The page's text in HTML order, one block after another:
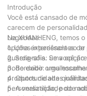
chuvas
Introdução
Você está cansado de
carecem de
Na XUANHENG, temos
opções interessantes
guarda-sóis. Se você
pode exibir
produtos de alta
personalização, pode
Legendas:
1. Uma experiência ao
2. Serigrafia: uma
3. Bordado: uma
4. Oportunidades
5. A versatilidade do